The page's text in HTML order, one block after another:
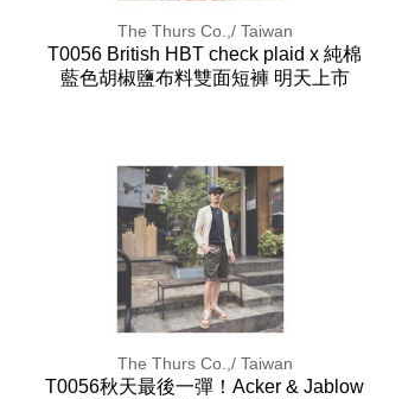
The Thurs Co.,/ Taiwan
T0056 British HBT check plaid x 純棉
藍色胡椒鹽布料雙面短褲 明天上市
The Thurs Co.,/ Taiwan
T0056秋天最後一彈！Acker & Jablow